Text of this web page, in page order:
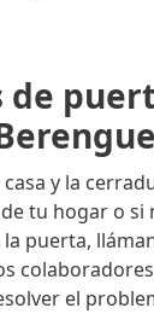
y la
tu hogar o si
puerta,
el